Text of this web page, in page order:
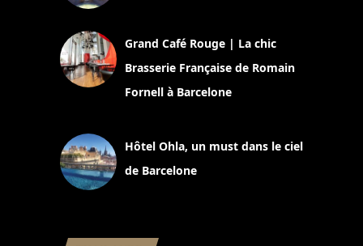
Grand Café Rouge | La chic
Brasserie Française de Romain
Fornell à Barcelone
Hôtel Ohla, un must dans le ciel
de Barcelone